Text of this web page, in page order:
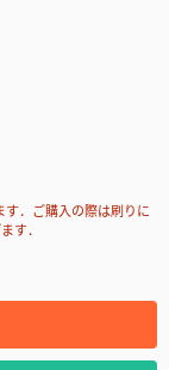
．ご購入の際は刷りに
す．